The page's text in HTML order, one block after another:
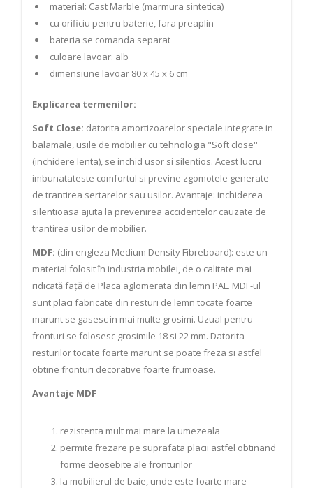
material: Cast Marble (marmura sintetica)
cu orificiu pentru baterie, fara preaplin
bateria se comanda separat
culoare lavoar: alb
dimensiune lavoar 80 x 45 x 6 cm
Explicarea termenilor:
Soft Close: datorita amortizoarelor speciale integrate in
balamale, usile de mobilier cu tehnologia "Soft close''
(inchidere lenta), se inchid usor si silentios. Acest lucru
imbunatateste comfortul si previne zgomotele generate
de trantirea sertarelor sau usilor. Avantaje: inchiderea
silentioasa ajuta la prevenirea accidentelor cauzate de
trantirea usilor de mobilier.
MDF: (din engleza Medium Density Fibreboard): este un
material folosit în industria mobilei, de o calitate mai
ridicată față de Placa aglomerata din lemn PAL. MDF-ul
sunt placi fabricate din resturi de lemn tocate foarte
marunt se gasesc in mai multe grosimi. Uzual pentru
fronturi se folosesc grosimile 18 si 22 mm. Datorita
resturilor tocate foarte marunt se poate freza si astfel
obtine fronturi decorative foarte frumoase.
​Avantaje MDF
rezistenta mult mai mare la umezeala
permite frezare pe suprafata placii astfel obtinand
forme deosebite ale fronturilor
la mobilierul de baie, unde este foarte mare